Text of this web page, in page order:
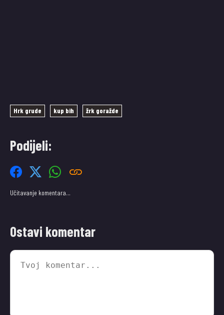
Hrk grude kup bih žrk goražde
Podijeli:
Učitavanje komentara…
Ostavi komentar